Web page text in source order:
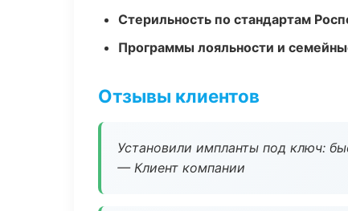
Стерильность по стандартам
Программы лояльности и
Отзывы клиентов
Установили импланты под ключ:
— Клиент компании